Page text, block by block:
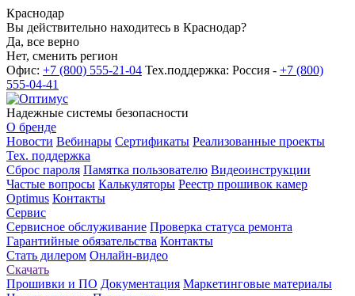
Краснодар
Вы действительно находитесь в Краснодар?
Да, все верно
Нет, сменить регион
Офис: +7 (800) 555-21-04 Тех.поддержка: Россия - +7 (800)
555-04-41
Надежные системы безопасности
О бренде
Новости Вебинары Сертификаты Реализованные проекты
Тех. поддержка
Сброс пароля Памятка пользователю Видеоинструкции
Частые вопросы Калькуляторы Реестр прошивок камер
Optimus Контакты
Сервис
Сервисное обслуживание Проверка статуса ремонта
Гарантийные обязательства Контакты
Стать дилером Онлайн-видео
Скачать
Прошивки и ПО Документация Маркетинговые материалы